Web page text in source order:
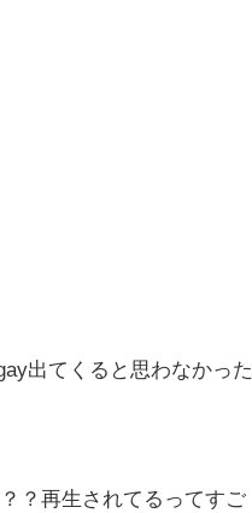
出てくると思わなかった
？再生されてるってすご